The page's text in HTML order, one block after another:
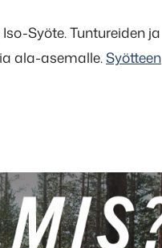
Syöte. Tuntureiden ja
ala-asemalle.Syötteen